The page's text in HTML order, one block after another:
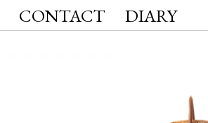
CONTACT DIARY